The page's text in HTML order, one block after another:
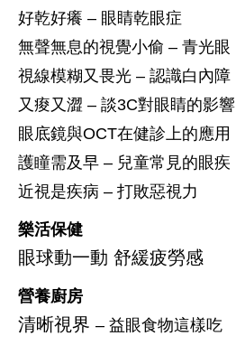
好乾好癢 – 眼睛乾眼症
無聲無息的視覺小偷 – 青光眼
視線模糊又畏光 – 認識白內障
又痠又澀 – 談3C對眼睛的影響
眼底鏡與OCT在健診上的應用
護瞳需及早 – 兒童常見的眼疾
近視是疾病 – 打敗惡視力
樂活保健
眼球動一動 舒緩疲勞感
營養廚房
清晰視界 – 益眼食物這樣吃